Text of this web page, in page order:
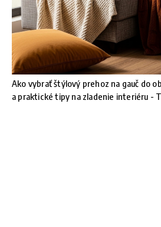
Ako vybrať štýlový prehoz na gauč do
a praktické tipy na zladenie interiéru -